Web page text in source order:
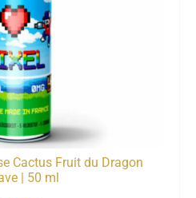
Cactus Fruit du Dragon
| 50 ml